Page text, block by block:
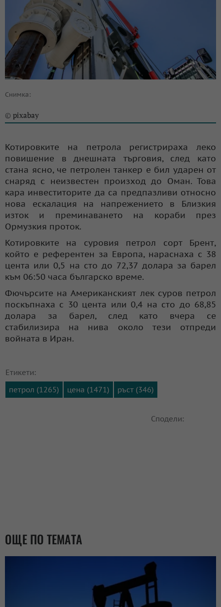
Снимка:
© pixabay
Котировките на петрола регистрираха леко
повишение в днешната търговия, след като
стана ясно, че петролен танкер е бил ударен от
снаряд с неизвестен произход до Оман. Това
кара инвеститорите да са предпазливи относно
нова ескалация на напрежението в Близкия
изток и преминаването на кораби през
Ормузкия проток.
Котировките на суровия петрол сорт Брент,
който е референтен за Европа, нараснаха с 38
цента или 0,5 на сто до 72,37 долара за барел
към 06:50 часа българско време.
Фючърсите на Американският лек суров петрол
поскъпнаха с 30 цента или 0,4 на сто до 68,85
долара за барел, след като вчера се
стабилизира на нива около тези отпреди
войната в Иран.
Етикети:
петрол (1265)
цена (1471) ръст (346)
Сподели:
ОЩЕ ПО ТЕМАТА